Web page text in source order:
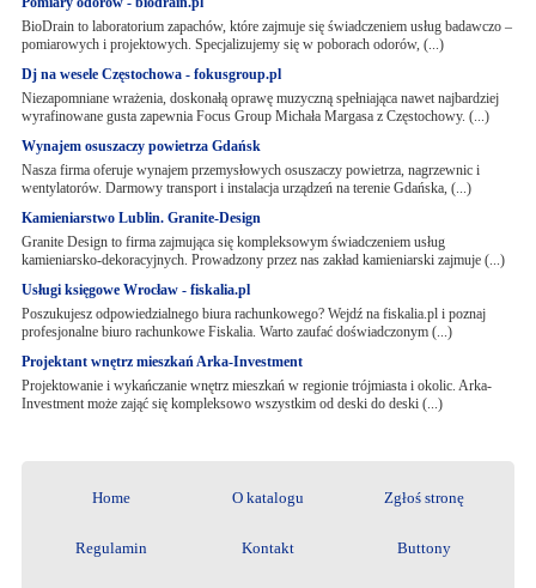
BioDrain to laboratorium zapachów, które zajmuje się świadczeniem usług badawczo –
pomiarowych i projektowych. Specjalizujemy się w poborach odorów, (...)
Dj na wesele Częstochowa - fokusgroup.pl
Niezapomniane wrażenia, doskonałą oprawę muzyczną spełniająca nawet najbardziej
wyrafinowane gusta zapewnia Focus Group Michała Margasa z Częstochowy. (...)
Wynajem osuszaczy powietrza Gdańsk
Nasza firma oferuje wynajem przemysłowych osuszaczy powietrza, nagrzewnic i
wentylatorów. Darmowy transport i instalacja urządzeń na terenie Gdańska, (...)
Kamieniarstwo Lublin. Granite-Design
Granite Design to firma zajmująca się kompleksowym świadczeniem usług
kamieniarsko-dekoracyjnych. Prowadzony przez nas zakład kamieniarski zajmuje (...)
Usługi księgowe Wrocław - fiskalia.pl
Poszukujesz odpowiedzialnego biura rachunkowego? Wejdź na fiskalia.pl i poznaj
profesjonalne biuro rachunkowe Fiskalia. Warto zaufać doświadczonym (...)
Projektant wnętrz mieszkań Arka-Investment
Projektowanie i wykańczanie wnętrz mieszkań w regionie trójmiasta i okolic. Arka-
Investment może zająć się kompleksowo wszystkim od deski do deski (...)
Home O katalogu Zgłoś stronę
Regulamin Kontakt Buttony